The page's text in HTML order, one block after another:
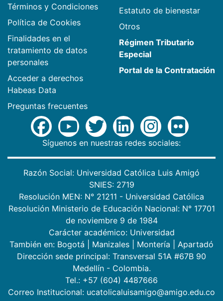
Términos y Condiciones
Política de Cookies
Finalidades en el
tratamiento de datos
personales
Acceder a derechos
Habeas Data
Preguntas frecuentes
Estatuto de bienestar
Otros
Régimen Tributario
Especial
Portal de la Contratación
Síguenos en nuestras redes sociales:
Razón Social: Universidad Católica Luis Amigó
SNIES: 2719
Resolución MEN: N° 21211 - Universidad Católica
Resolución Ministerio de Educación Nacional: N° 17701
de noviembre 9 de 1984
Carácter académico: Universidad
También en: Bogotá Manizales Montería
Apartadó
Dirección sede principal: Transversal 51A #67B 90
Medellín - Colombia.
Tel.: +57 (604) 4487666
Correo Institucional: ucatolicaluisamigo@amigo.edu.co